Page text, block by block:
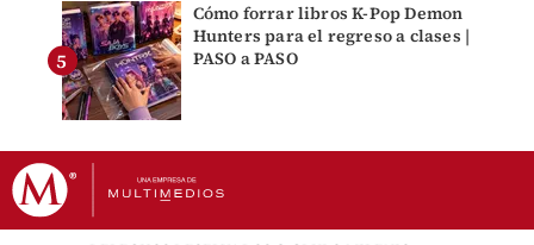
Cómo forrar libros K-Pop Demon
Hunters para el regreso a clases |
PASO a PASO